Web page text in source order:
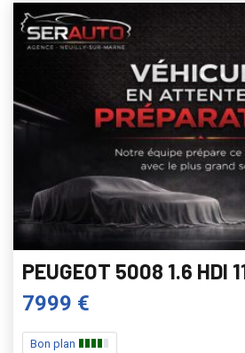
PEUGEOT 5008 1.6 HDI
7999 €
Bon plan